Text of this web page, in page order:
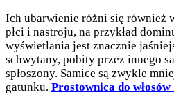
Ich ubarwienie różni się również
płci i nastroju, na przykład
wyświetlania jest znacznie
schwytany, pobity przez innego
spłoszony. Samice są zwykle
gatunku. Prostownica do